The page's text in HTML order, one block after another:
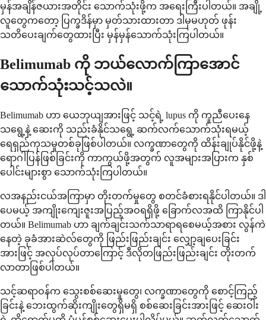
မှန်အချိန်ဇယားအတိုင်း သောက်သုံးဖို့က အရေးကြီးပါတယ်။ အချို့
လူတွေကတော့ ပြက္ခဒိန်မှာ မှတ်သားထားတာ ဒါမှမဟုတ် ဖုန်း
သတိပေးချက်တွေထားပြီး မှန်မှန်သောက်သုံးကြပါတယ်။
Belimumab ကို ဘယ်လောက်ကြာအောင်
သောက်သုံးသင့်သလဲ။
Belimumab ဟာ ယေဘုယျအားဖြင့် သင့်ရဲ့ lupus ကို ကူညီပေးနေ
သရွေ့နဲ့ ဆေးကို သည်းခံနိုင်သရွေ့ ဆက်လက်သောက်သုံးရမယ့်
ရေရှည်ကုသမှုတစ်ခုဖြစ်ပါတယ်။ လက္ခဏာတွေကို ထိန်းချုပ်နိုင်ဖို့နဲ့
ရောဂါပြန်ဖြစ်ခြင်းကို ကာကွယ်ဖို့အတွက် လူအများအပြားက နှစ်
ပေါင်းများစွာ သောက်သုံးကြပါတယ်။
လအနည်းငယ်အကြာမှာ တိုးတက်မှုတွေ စတင်ခံစားရနိုင်ပါတယ်။ ဒါ
ပေမယ့် အကျိုးကျေးဇူးအပြည့်အဝရရှိဖို့ ခြောက်လအထိ ကြာနိုင်ပါ
တယ်။ Belimumab ဟာ ချက်ချင်းသက်သာရာရစေမယ့်အစား လွန်ကဲ
နေတဲ့ ခုခံအားဆဲလ်တွေကို ဖြည်းဖြည်းချင်း လျှော့ချပေးခြင်း
အားဖြင့် အလုပ်လုပ်တာကြောင့် ဒီလိုတဖြည်းဖြည်းချင်း တိုးတက်
လာတာဖြစ်ပါတယ်။
သင့်ဆရာဝန်က သွေးစစ်ဆေးမှုတွေ၊ လက္ခဏာတွေကို စောင့်ကြည့်
ခြင်းနဲ့ ဘေးထွက်ဆိုးကျိုးတွေရှိမရှိ စစ်ဆေးခြင်းအားဖြင့် ဆေးဝါး